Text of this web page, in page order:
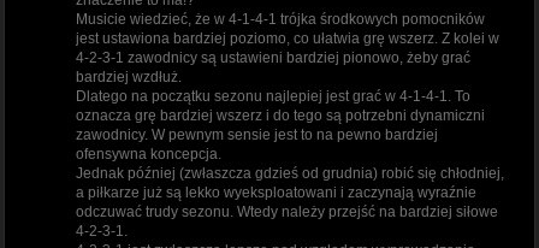
Musicie wiedzieć, że w 4-1-4-1 trójka środkowych pomocników
jest ustawiona bardziej poziomo, co ułatwia grę wszerz. Z kolei w
4-2-3-1 zawodnicy są ustawieni bardziej pionowo, żeby grać
bardziej wzdłuż.
Dlatego na początku sezonu najlepiej jest grać w 4-1-4-1. To
oznacza grę bardziej wszerz i do tego są potrzebni dynamiczni
zawodnicy. W pewnym sensie jest to na pewno bardziej
ofensywna koncepcja.
Jednak później (zwłaszcza gdzieś od grudnia) robić się chłodniej,
a piłkarze już są lekko wyeksploatowani i zaczynają wyraźnie
odczuwać trudy sezonu. Wtedy należy przejść na bardziej siłowe
4-2-3-1.